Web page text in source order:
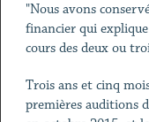
"Nous avons
financier qui
cours des deux ou
Trois ans et cinq
premières auditions